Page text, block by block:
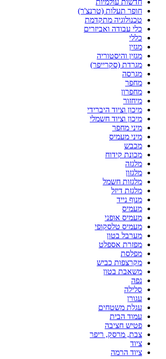
חדשות עולמיות
חופר תעלות (טרנצ'ר)
טכנולוגיה מתקדמת
כלי עבודה ואביזרים
כללי
מגזין
מגזין והיסטוריה
מגרדת (סקרייפר)
מגרסה
מחפר
מחפרון
מיחזור
מיכון וציוד היברידי
מיכון וציוד חשמלי
מיני מחפר
מיני מעמיס
מכבש
מכונת קידוח
מלגזה
מלגזון
מלגזות חשמל
מלגזת דיזל
מנוף נייד
מעמיס
מעמיס אופני
מעמיס טלסקופי
מערבל בטון
מפזרת אספלט
מפלסת
מקרצפות כביש
משאבת בטון
נפה
סלילה
עגורן
עגלת משטחים
עמוד הבית
פטיש חציבה
צבת, מרסק, ריפר
ציוד
ציוד הרמה